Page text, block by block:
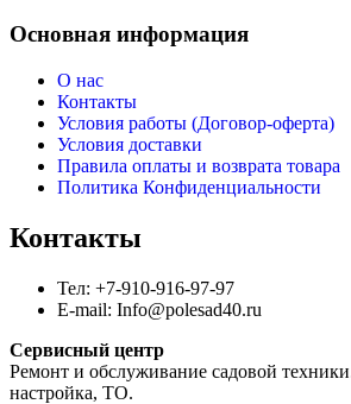
Основная информация
О нас
Контакты
Условия работы (Договор-оферта)
Условия доставки
Правила оплаты и возврата товара
Политика Конфиденциальности
Контакты
Тел: +7-910-916-97-97
E-mail: Info@polesad40.ru
Сервисный центр
Ремонт и обслуживание садовой
настройка, ТО.